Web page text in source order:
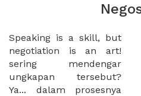
Speaking is a skill, but
negotiation is an art!
sering mendengar
ungkapan tersebut?
Ya... dalam prosesnya
negosiasi anda ke
tempat yang dikira
sesuai dengan mereka,
ini disebut dengan back
door diplomacy . ajak